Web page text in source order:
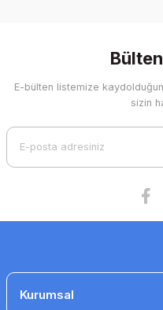
Görüş ve önerileriniz için
Ürün resmi kalitesiz,
E-bülten listemize
sizin
Kurumsal